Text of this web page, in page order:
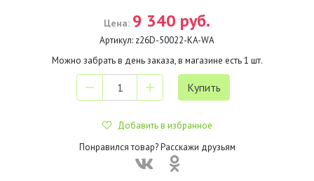
Цена: 9 340 руб.
Артикул: z26D-50022-KA-WA
Можно забрать в день заказа, в магазине есть1 шт.
Добавить в избранное
Понравился товар? Расскажи друзьям